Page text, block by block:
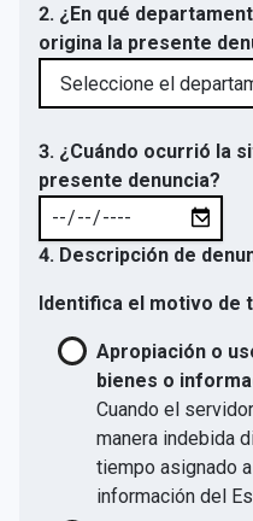
2. ¿En qué
origina la presente
3. ¿Cuándo ocurrió la
presente denuncia?
4. Descripción de
Identifica el motivo de
Apropiación o
bienes o
Cuando el
manera indebida
tiempo asignado
información del